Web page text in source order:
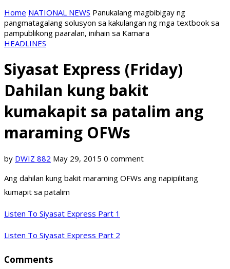
Home NATIONAL NEWS Panukalang magbibigay ng
pangmatagalang solusyon sa kakulangan ng mga textbook sa
pampublikong paaralan, inihain sa Kamara
HEADLINES
Siyasat Express (Friday)
Dahilan kung bakit
kumakapit sa patalim ang
maraming OFWs
by DWIZ 882 May 29, 2015 0 comment
Ang dahilan kung bakit maraming OFWs ang napipilitang
kumapit sa patalim
Listen To Siyasat Express Part 1
Listen To Siyasat Express Part 2
Comments